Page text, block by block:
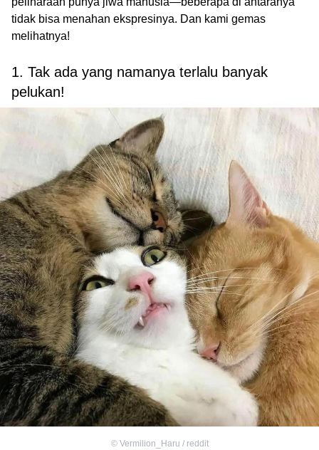
tidak bisa menahan ekspresinya. Dan kami gemas
melihatnya!
1. Tak ada yang namanya terlalu banyak
pelukan!
© Vermilion_Haru / reddit